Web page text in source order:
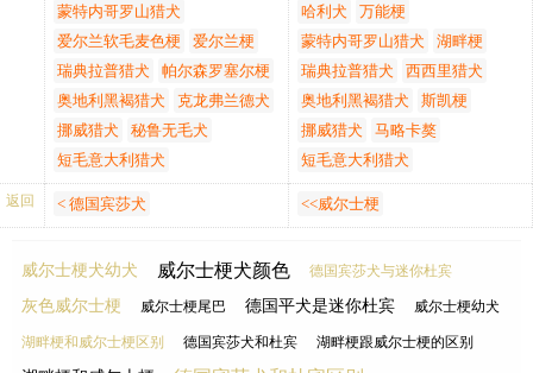
唇：黑色，紧闭。
颌/牙齿：强壮，剪状咬合，
齿系完整，牙齿洁白。
躯干：
颈部：端庄，强壮，长度和
厚度适中，形成优美的弓
形。皮肤紧绷，紧贴在喉咙
上，没有皱纹、下垂和赘
肉。
分水平，但是从马肩隆的顶
的坡度，在肌肉发达的腰部
有非常微小的升起，到微弯
形，而且毫不夸张。口吻结
实、成正方形，决不能显得
粗鲁。
嘴唇：为黑色，紧。剪状咬
合是最理想的，钳状咬合也
可以接受。不论哪种咬合，
都不允许缺齿。牙齿大而结
实，有力，颚部想老虎钳。
躯干：
颈部为中等长度和粗细，略
合。喉咙整洁没有多余的赘
肉。
蒙特内哥罗山猎犬
爱尔兰软毛麦色梗
爱尔兰梗
瑞典拉普猎犬
帕尔森罗塞尔梗
奥地利黑褐猎犬
克龙弗兰德犬
挪威猎犬
秘鲁无毛犬
短毛意大利猎犬
哈利犬
万能梗
蒙特内哥罗山猎犬
湖畔梗
瑞典拉普猎犬
西西里猎犬
奥地利黑褐猎犬
斯凯梗
挪威猎犬
马略卡獒
短毛意大利猎犬
返回 < 德国宾莎犬 <<威尔士梗
威尔士梗犬幼犬 威尔士梗犬颜色 德国宾莎犬与迷你杜宾
灰色威尔士梗 威尔士梗尾巴 德国平犬是迷你杜宾 威尔士梗幼犬
湖畔梗和威尔士梗区别 德国宾莎犬和杜宾 湖畔梗跟威尔士梗的区别